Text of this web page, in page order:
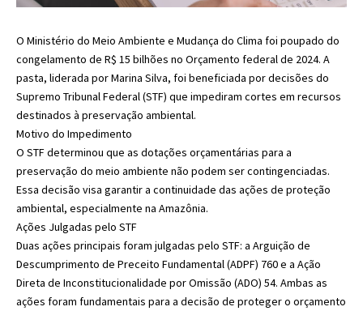
O Ministério do Meio Ambiente e Mudança do Clima foi poupado do
congelamento de R$ 15 bilhões no Orçamento federal de 2024. A
pasta, liderada por Marina Silva, foi beneficiada por decisões do
Supremo Tribunal Federal (STF) que impediram cortes em recursos
destinados à preservação ambiental.
Motivo do Impedimento
O STF determinou que as dotações orçamentárias para a
preservação do meio ambiente não podem ser contingenciadas.
Essa decisão visa garantir a continuidade das ações de proteção
ambiental, especialmente na Amazônia.
Ações Julgadas pelo STF
Duas ações principais foram julgadas pelo STF: a Arguição de
Descumprimento de Preceito Fundamental (ADPF) 760 e a Ação
Direta de Inconstitucionalidade por Omissão (ADO) 54. Ambas as
ações foram fundamentais para a decisão de proteger o orçamento